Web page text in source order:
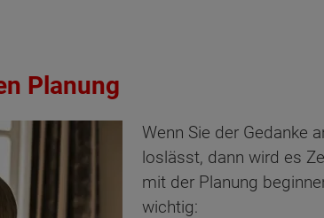
Planung
Wenn Sie der Gedanke
loslässt, dann wird es
mit der Planung
wichtig: